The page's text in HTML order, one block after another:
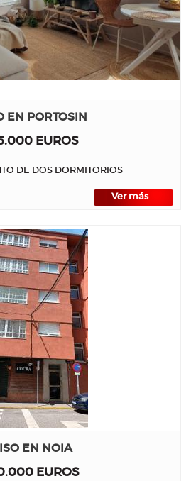
EN PORTOSIN
EUROS
DE DOS DORMITORIOS
Ver más
EN NOIA
EUROS